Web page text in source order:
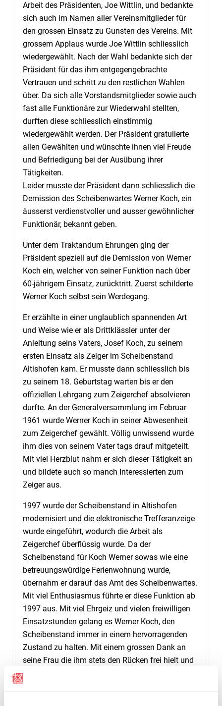
Arbeit des Präsidenten, Joe Wittlin, und bedankte
sich auch im Namen aller Vereinsmitglieder für
den grossen Einsatz zu Gunsten des Vereins. Mit
grossem Applaus wurde Joe Wittlin schliesslich
wiedergewählt. Nach der Wahl bedankte sich der
Präsident für das ihm entgegengebrachte
Vertrauen und schritt zu den restlichen Wahlen
über. Da sich alle Vorstandsmitglieder sowie auch
fast alle Funktionäre zur Wiederwahl stellten,
durften diese schliesslich einstimmig
wiedergewählt werden. Der Präsident gratulierte
allen Gewählten und wünschte ihnen viel Freude
und Befriedigung bei der Ausübung ihrer
Tätigkeiten.
Leider musste der Präsident dann schliesslich die
Demission des Scheibenwartes Werner Koch, ein
äusserst verdienstvoller und ausser gewöhnlicher
Funktionär, bekannt geben.
Unterdem Traktandum Ehrungen ging der
Präsident speziell auf die Demission von Werner
Koch ein, welchervon seinerFunktion nach über
60-jährigem Einsatz, zurücktritt. Zuerst schilderte
Werner Koch selbst sein Werdegang.
Er erzählte in einer unglaublich spannenden Art
und Weise wie er als Drittklässler unter der
Anleitung seins Vaters, Josef Koch, zu seinem
ersten Einsatz als Zeiger im Scheibenstand
Altishofen kam. Er musste dann schliesslich bis
zu seinem 18. Geburtstag warten bis er den
offiziellen Lehrgang zum Zeigerchef absolvieren
durfte. An der Generalversammlung im Februar
1961 wurde Werner Koch in seiner Abwesenheit
zum Zeigerchef gewählt. Völlig unwissend wurde
ihm dies von seinem Vatertags drauf mitgeteilt.
Mit viel Herzblut nahm er sich dieserTätigkeit an
und bildete auch so manch Interessierten zum
Zeiger aus.
1997 wurde der Scheibenstand in Altishofen
modernisiert und die elektronische Trefferanzeige
wurde eingeführt, wodurch die Arbeit als
Zeigerchef überflüssig wurde. Da der
Scheibenstand für Koch Werner sowas wie eine
betreuungswürdige Ferienwohnung wurde,
übernahm er darauf das Amt des Scheibenwartes.
Mit viel Enthusiasmus führte er diese Funktion ab
1997 aus. Mit viel Ehrgeiz und vielen freiwilligen
Einsatzstunden gelang es Werner Koch, den
Scheibenstand immer in einem hervorragenden
Zustand zu halten. Mit einem grossen Dank an
seine Frau die ihm stets den Rücken frei hielt und